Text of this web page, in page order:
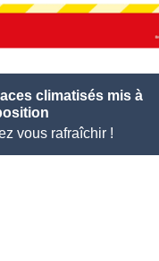
climatisés mis à
vous rafraîchir !